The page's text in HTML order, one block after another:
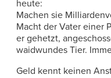
heute:
Machen sie
Macht der Vater einer
er gehetzt,
waidwundes Tier.
Geld kennt keinen